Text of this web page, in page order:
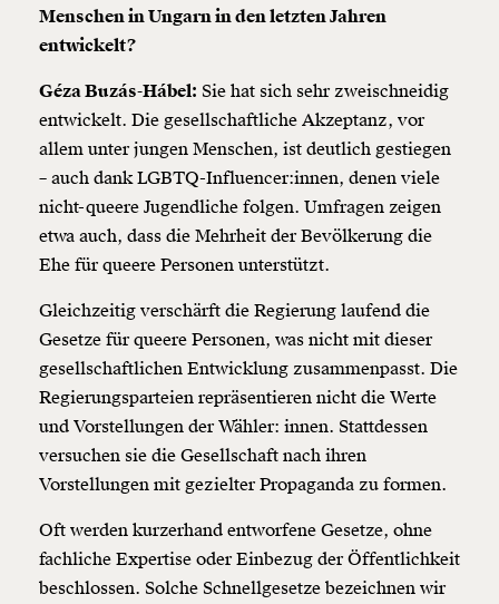
Menschen in Ungarn in den letzten Jahren
entwickelt?
Géza Buzás-Hábel: Sie hat sich sehr zweischneidig
entwickelt. Die gesellschaftliche Akzeptanz, vor
allem unter jungen Menschen, ist deutlich gestiegen
– auch dank LGBTQ-Influencer:innen, denen viele
nicht-queere Jugendliche folgen. Umfragen zeigen
etwa auch, dass die Mehrheit der Bevölkerung die
Ehe für queere Personen unterstützt.
Gleichzeitig verschärft die Regierung laufend die
Gesetze für queere Personen, was nicht mit dieser
gesellschaftlichen Entwicklung zusammenpasst. Die
Regierungsparteien repräsentieren nicht die Werte
und Vorstellungen der Wähler: innen. Stattdessen
versuchen sie die Gesellschaft nach ihren
Vorstellungen mit gezielter Propaganda zu formen.
Oft werden kurzerhand entworfene Gesetze, ohne
fachliche Expertise oder Einbezug der Öffentlichkeit
beschlossen. Solche Schnellgesetze bezeichnen wir